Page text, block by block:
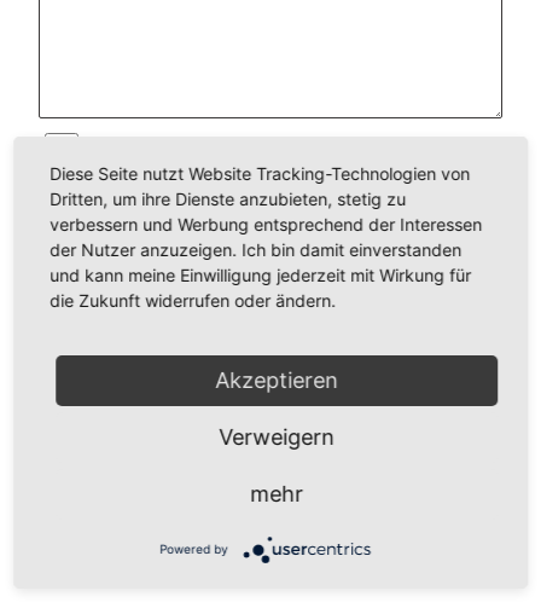
Kenntnis genommen. Ich stimme zu,
dass meine Angaben und Daten zur
Beantwortung meiner Anfrage
elektronisch erhoben und gespeichert
können Ihre Einwilligung jederzeit für
die Zukunft per E-Mail an
post@aparthotel-zwinger.de
Senden
Diese Seite nutzt Website Tracking-Technologien von
Dritten, um ihre Dienste anzubieten, stetig zu
verbessern und Werbung entsprechend der Interessen
der Nutzer anzuzeigen. Ich bin damit einverstanden
und kann meine Einwilligung jederzeit mit Wirkung für
die Zukunft widerrufen oder ändern.
Akzeptieren
Verweigern
mehr
Powered by